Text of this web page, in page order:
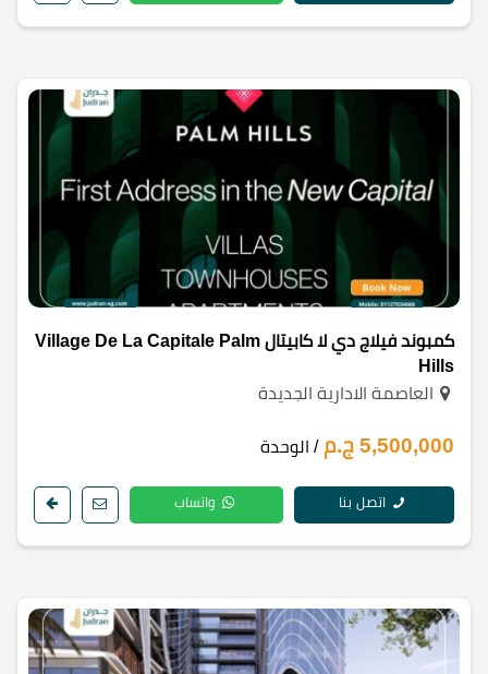
كمبوند فيلاج دي لا كابيتال Village De La Capitale Palm
Hills
العاصمة الادارية الجديدة
5,500,000 ج.م / الوحدة
اتصل بنا واتساب